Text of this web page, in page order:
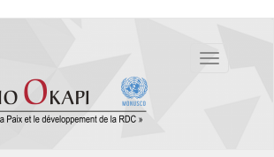
Toggle